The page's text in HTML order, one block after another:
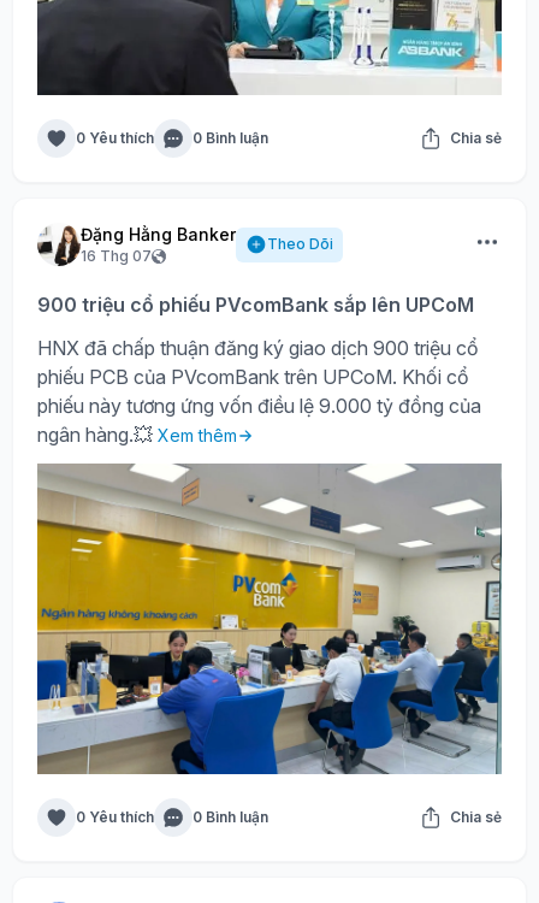
0 Yêu thích 0 Bình luận Chia sẻ
Đặng Hằng Banker
16 Thg 07
Theo Dõi
900 triệu cổ phiếu PVcomBank sắp lên UPCoM
HNX đã chấp thuận đăng ký giao dịch 900 triệu cổ
phiếu PCB của PVcomBank trên UPCoM. Khối cổ
phiếu này tương ứng vốn điều lệ 9.000 tỷ đồng của
ngân hàng.💥 Xem thêm
0 Yêu thích 0 Bình luận Chia sẻ